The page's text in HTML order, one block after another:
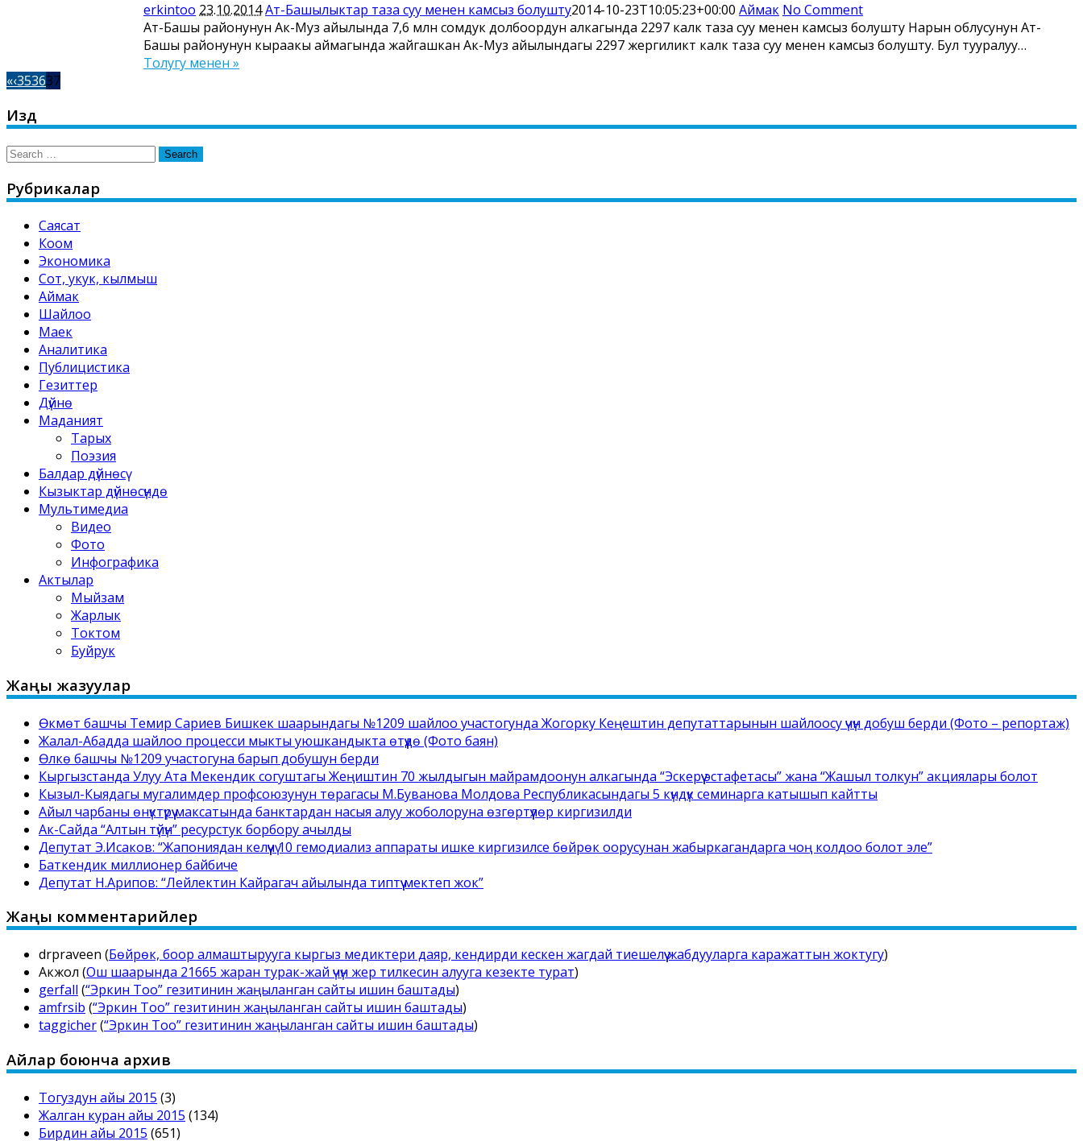
erkintoo 23.10.2014Ат-Башылыктар таза суу менен камсыз болушту2014-10-23T10:05:23+00:00 Аймак No Comment
Ат-Башы районунун Ак-Муз айылында 7,6 млн сомдук долбоордун алкагында 2297 калк таза суу менен камсыз болушту Нарын облусунун Ат-
Башы районунун кыраакы аймагында жайгашкан Ак-Муз айылындагы 2297 жергиликтүү калк таза суу менен камсыз болушту. Бул тууралуу…
Толугу менен »
«‹353637
Издөө
Search
Рубрикалар
Саясат
Коом
Экономика
Сот, укук, кылмыш
Аймак
Шайлоо
Маек
Аналитика
Публицистика
Гезиттер
Дүйнө
Маданият
Тарых
Поэзия
Балдар дүйнөсү
Кызыктар дүйнөсүндө
Мультимедиа
Видео
Фото
Инфографика
Актылар
Мыйзам
Жарлык
Токтом
Буйрук
Жаңы жазуулар
Өкмөт башчы Темир Сариев Бишкек шаарындагы №1209 шайлоо участогунда Жогорку Кеңештин депутаттарынын шайлоосу үчүн добуш берди (Фото – репортаж)
Жалал-Абадда шайлоо процесси мыкты уюшкандыкта өтүүдө (Фото баян)
Өлкө башчы №1209 участогуна барып добушун берди
Кыргызстанда Улуу Ата Мекендик согуштагы Жеңиштин 70 жылдыгын майрамдоонун алкагында “Эскерүү эстафетасы” жана “Жашыл толкун” акциялары болот
Кызыл-Кыядагы мугалимдер профсоюзунун төрагасы М.Буванова Молдова Республикасындагы 5 күндүк семинарга катышып кайтты
Айыл чарбаны өнүктүрүү максатында банктардан насыя алуу жоболоруна өзгөртүүлөр киргизилди
Ак-Сайда “Алтын түйүн” ресурстук борбору ачылды
Депутат Э.Исаков: “Жапониядан келүүчү 10 гемодиализ аппараты ишке киргизилсе бөйрөк оорусунан жабыркагандарга чоң колдоо болот эле”
Баткендик миллионер байбиче
Депутат Н.Арипов: “Лейлектин Кайрагач айылында типтүү мектеп жок”
Жаңы комментарийлер
drpraveen (Бөйрөк, боор алмаштырууга кыргыз медиктери даяр, кендирди кескен жагдай тиешелүү жабдууларга каражаттын жоктугу)
Акжол (Ош шаарында 21665 жаран турак-жай үчүн жер тилкесин алууга кезекте турат)
gerfall (“Эркин Тоо” гезитинин жаңыланган сайты ишин баштады)
amfrsib (“Эркин Тоо” гезитинин жаңыланган сайты ишин баштады)
taggicher(“Эркин Тоо” гезитинин жаңыланган сайты ишин баштады)
Айлар боюнча архив
Тогуздун айы 2015 (3)
Жалган куран айы 2015 (134)
Бирдин айы 2015 (651)